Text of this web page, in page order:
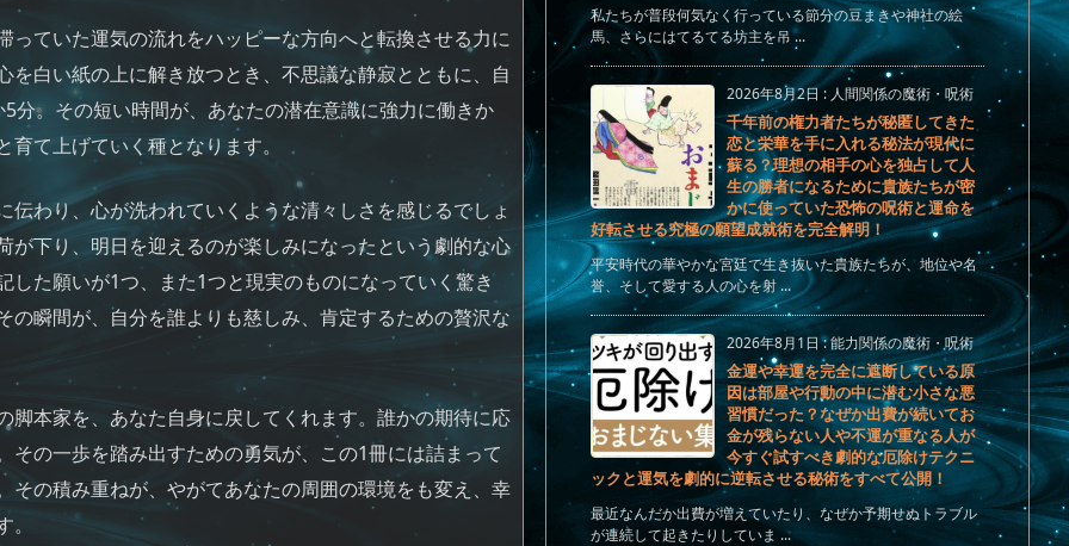
ていた運気の流れをハッピーな方向へと転換させる力に
白い紙の上に解き放つとき、不思議な静寂とともに、自
分。その短い時間が、あなたの潜在意識に強力に働きか
て上げていく種となります。
わり、心が洗われていくような清々しさを感じるでしょ
下り、明日を迎えるのが楽しみになったという劇的な心
た願いが1つ、また1つと現実のものになっていく驚き
瞬間が、自分を誰よりも慈しみ、肯定するための贅沢な
本家を、あなた自身に戻してくれます。誰かの期待に応
の一歩を踏み出すための勇気が、この1冊には詰まって
の積み重ねが、やがてあなたの周囲の環境をも変え、幸
私たちが普段何気なく行っている節分の豆まきや神社の絵
馬、さらにはてるてる坊主を吊 ...
2026年8月2日: 人間関係の魔術・呪術
千年前の権力者たちが秘匿してきた
恋と栄華を手に入れる秘法が現代に
蘇る？理想の相手の心を独占して人
生の勝者になるために貴族たちが密
かに使っていた恐怖の呪術と運命を
好転させる究極の願望成就術を完全解明！
平安時代の華やかな宮廷で生き抜いた貴族たちが、地位や名
誉、そして愛する人の心を射 ...
2026年8月1日:能力関係の魔術・呪術
金運や幸運を完全に遮断している原
因は部屋や行動の中に潜む小さな悪
習慣だった？なぜか出費が続いてお
金が残らない人や不運が重なる人が
今すぐ試すべき劇的な厄除けテクニ
ックと運気を劇的に逆転させる秘術をすべて公開！
最近なんだか出費が増えていたり、なぜか予期せぬトラブル
が連続して起きたりしていま ...